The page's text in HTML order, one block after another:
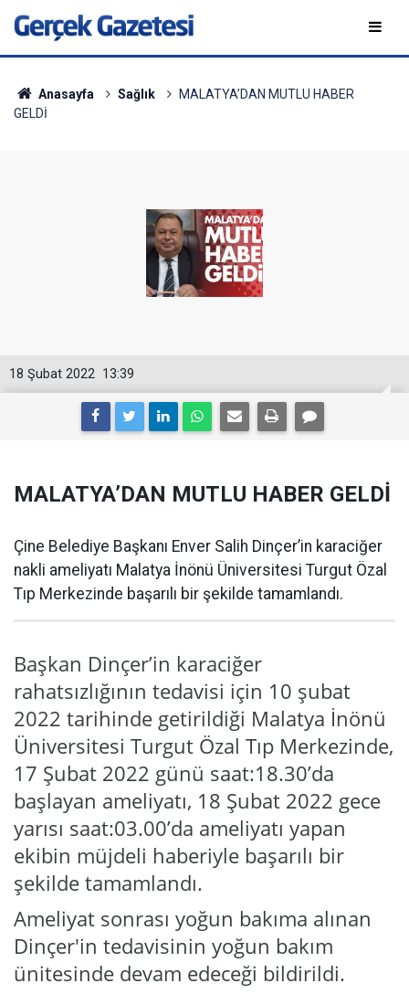
Anasayfa Sağlık
MALATYA’DAN MUTLU HABER
GELDİ
13:39
18 Şubat 2022
MALATYA’DAN MUTLU HABER GELDİ
Çine Belediye Başkanı Enver Salih Dinçer’in karaciğer
nakli ameliyatı Malatya İnönü Üniversitesi Turgut Özal
Tıp Merkezinde başarılı bir şekilde tamamlandı.
Başkan Dinçer’in karaciğer
rahatsızlığının tedavisi için 10 şubat
2022 tarihinde getirildiği Malatya İnönü
Üniversitesi Turgut Özal Tıp Merkezinde,
17 Şubat 2022 günü saat:18.30’da
başlayan ameliyatı, 18 Şubat 2022 gece
yarısı saat:03.00’da ameliyatı yapan
ekibin müjdeli haberiyle başarılı bir
şekilde tamamlandı.
Ameliyat sonrası yoğun bakıma alınan
Dinçer'in tedavisinin yoğun bakım
ünitesinde devam edeceği bildirildi.